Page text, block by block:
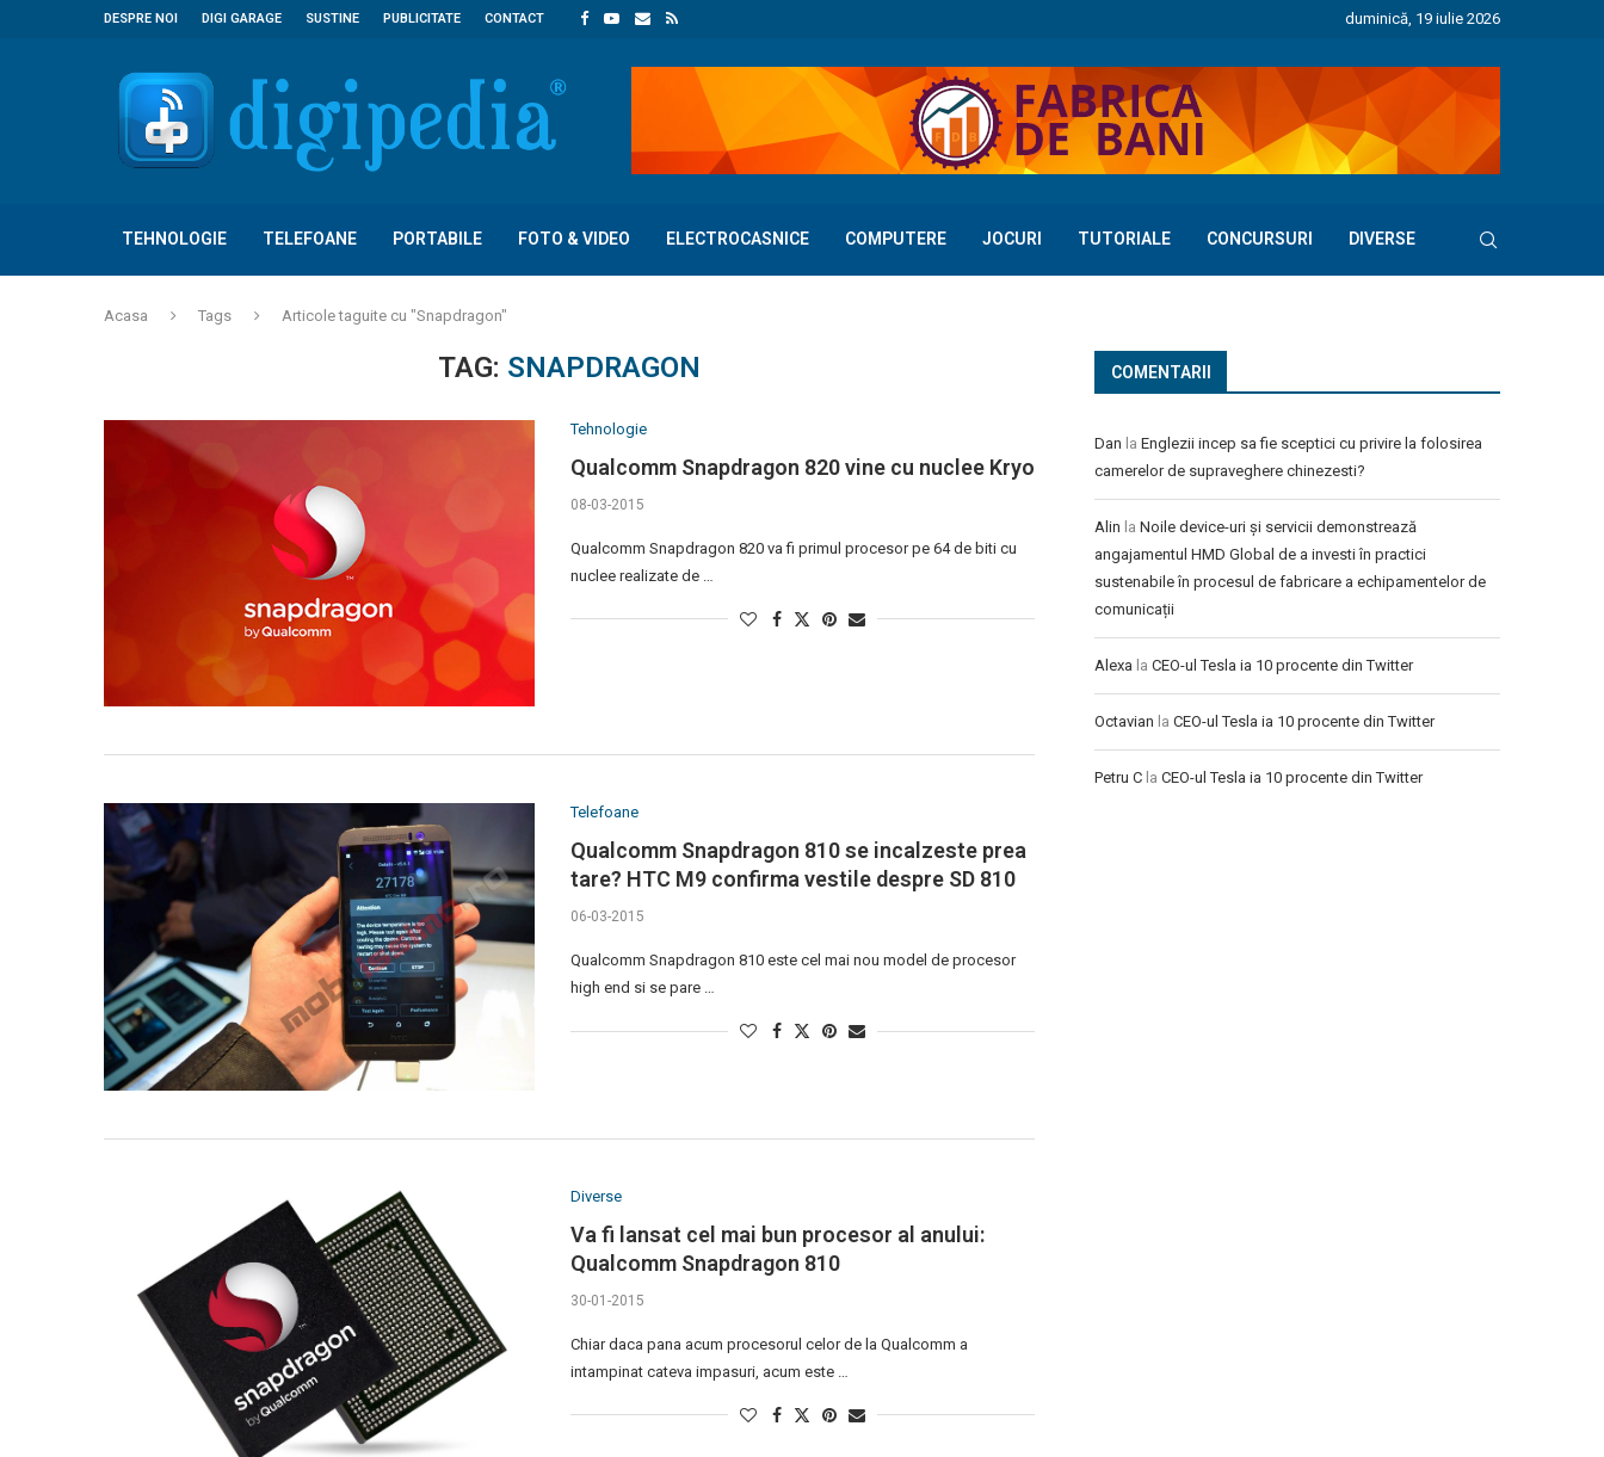
DESPRE NOI DIGI GARAGE SUSTINE PUBLICITATE CONTACT duminică, 19 iulie 2026
TEHNOLOGIE TELEFOANE PORTABILE FOTO & VIDEO ELECTROCASNICE COMPUTERE JOCURI TUTORIALE CONCURSURI DIVERSE
Acasa Tags Articole taguite cu "Snapdragon"
TAG: SNAPDRAGON
Tehnologie
Qualcomm Snapdragon 820 vine cu nuclee Kryo
08-03-2015
Qualcomm Snapdragon 820 va fi primul procesor pe 64 de biti cu
nuclee realizate de …
Telefoane
Qualcomm Snapdragon 810 se incalzeste prea
tare? HTC M9 confirma vestile despre SD 810
06-03-2015
Qualcomm Snapdragon 810 este cel mai nou model de procesor
high end si se pare …
Diverse
Va fi lansat cel mai bun procesor al anului:
Qualcomm Snapdragon 810
30-01-2015
Chiar daca pana acum procesorul celor de la Qualcomm a
intampinat cateva impasuri, acum este …
COMENTARII
Dan la Englezii incep sa fie sceptici cu privire la folosirea
camerelor de supraveghere chinezesti?
Alin la Noile device-uri și servicii demonstrează
angajamentul HMD Global de a investi în practici
sustenabile în procesul de fabricare a echipamentelor de
comunicații
Alexa la CEO-ul Tesla ia 10 procente din Twitter
Octavian la CEO-ul Tesla ia 10 procente din Twitter
Petru C la CEO-ul Tesla ia 10 procente din Twitter